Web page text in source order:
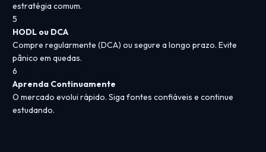
estratégia comum.
5
HODL ou DCA
Compre regularmente (DCA) ou segure a longo prazo. Evite
pânico em quedas.
6
Aprenda Continuamente
O mercado evolui rápido. Siga fontes confiáveis e continue
estudando.